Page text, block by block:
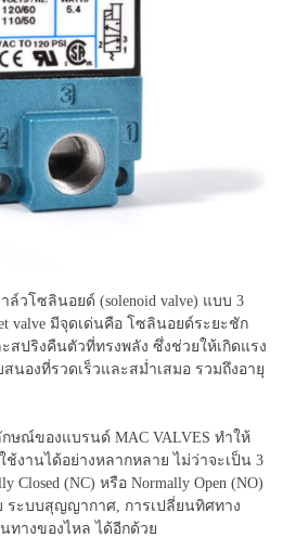
ล์วโซลินอยด์ (solenoid valve) แบบ 3
valve มีจุดเด่นคือ โซลินอยด์ระยะชัก
สปริงคืนตัวที่ทรงพลัง ซึ่งช่วยให้เกิดแรง
นองที่รวดเร็วและสม่ำเสมอ รวมถึงอายุ
ษณ์ของแบรนด์ MAC VALVES ทำให้
งานได้อย่างหลากหลาย ไม่ว่าจะเป็น 3
Closed (NC) หรือ Normally Open (NO)
ระบบสุญญากาศ, การเปลี่ยนทิศทาง
ทางของไหล ได้อีกด้วย